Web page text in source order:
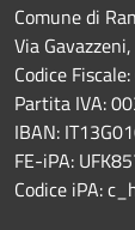
Comune di
Via
Codice
Partita IVA:
IBAN:
FE-iPA:
Codice iPA: